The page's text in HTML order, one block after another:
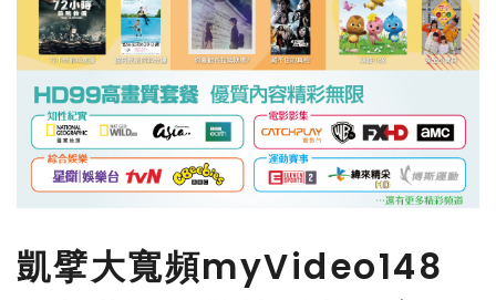
凱擘大寬頻myVideo148